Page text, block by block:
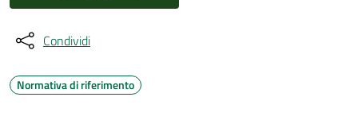
Condividi
Normativa di riferimento